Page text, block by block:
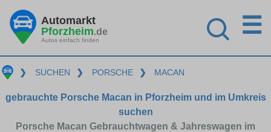
Automarkt
Pforzheim.de
Autos einfach finden
☰
❯ SUCHEN ❯ PORSCHE ❯ MACAN
gebrauchte Porsche Macan in Pforzheim und im Umkreis
suchen
Porsche Macan Gebrauchtwagen & Jahreswagen im